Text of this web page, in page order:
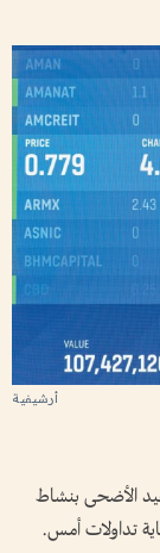
أرشيفية
الأضحى بنشاط
5775، بنمو قدره 0.30% بنهاية تداولات أمس.